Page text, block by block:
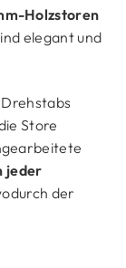
Holzstoren
elegant und
Store
jeder
der